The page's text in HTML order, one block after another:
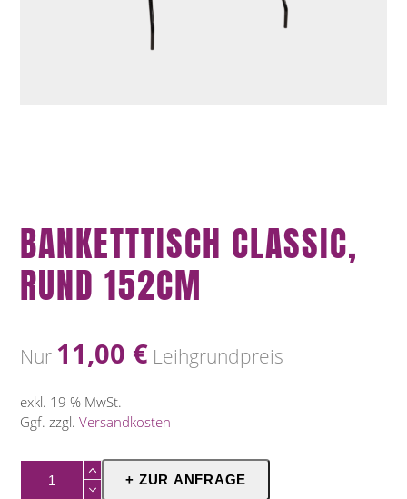
BANKETTTISCH CLASSIC,
RUND 152CM
Nur 11,00 € Leihgrundpreis
exkl. 19 % MwSt.
Ggf. zzgl.Versandkosten
Banketttisch
Classic,
+ ZUR ANFRAGE